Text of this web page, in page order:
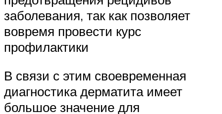
заболевания, так как позволяет
вовремя провести курс
профилактики
В связи с этим своевременная
диагностика дерматита имеет
большое значение для